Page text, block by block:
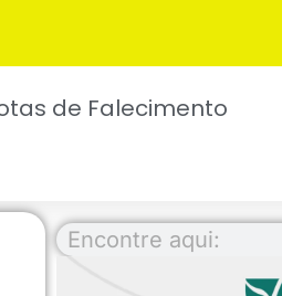
de Falecimento